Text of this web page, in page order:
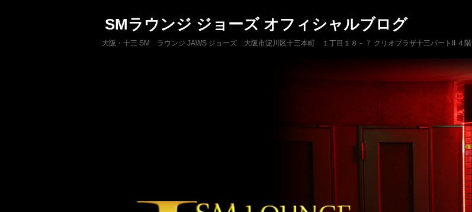
SMラウンジ ジョーズ オフィシャルブログ
大阪・十三 SM ラウンジ JAWS ジョーズ 大阪市淀川区十三本町 １丁目１８－７ クリオプラザ十三パートII ４階